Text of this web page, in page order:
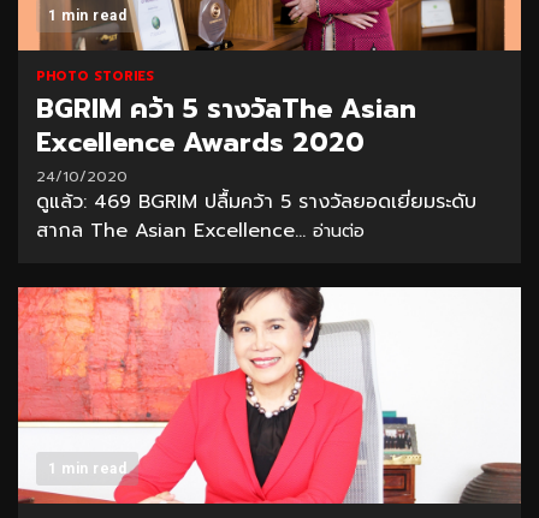
1 min read
PHOTO STORIES
BGRIM คว้า 5 รางวัลThe Asian
Excellence Awards 2020
24/10/2020
ดูแล้ว: 469 BGRIM ปลื้มคว้า 5 รางวัลยอดเยี่ยมระดับ
สากล The Asian Excellence... อ่านต่อ
1 min read